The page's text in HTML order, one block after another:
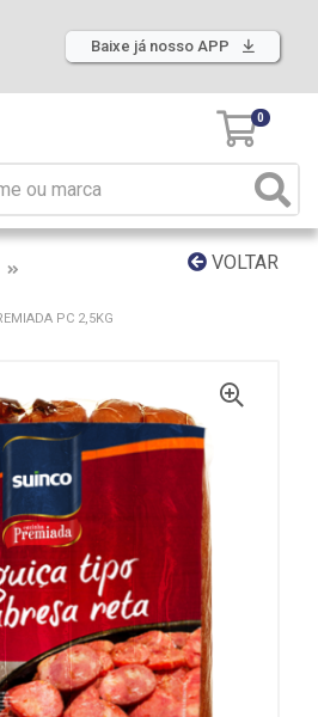
Baixe já nosso APP
0
VOLTAR
PC 2,5KG